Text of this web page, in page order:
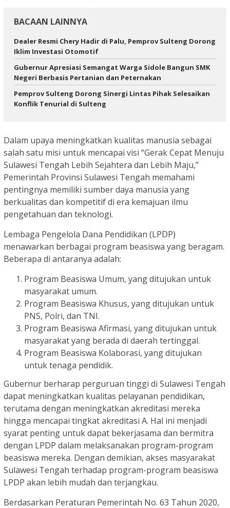
BACAAN LAINNYA
Dealer Resmi Chery Hadir di Palu, Pemprov Sulteng Dorong
Iklim Investasi Otomotif
Gubernur Apresiasi Semangat Warga Sidole Bangun SMK
Negeri Berbasis Pertanian dan Peternakan
Pemprov Sulteng Dorong Sinergi Lintas Pihak Selesaikan
Konflik Tenurial di Sulteng
Dalam upaya meningkatkan kualitas manusia sebagai
salah satu misi untuk mencapai visi “Gerak Cepat Menuju
Sulawesi Tengah Lebih Sejahtera dan Lebih Maju,”
Pemerintah Provinsi Sulawesi Tengah memahami
pentingnya memiliki sumber daya manusia yang
berkualitas dan kompetitif di era kemajuan ilmu
pengetahuan dan teknologi.
Lembaga Pengelola Dana Pendidikan (LPDP)
menawarkan berbagai program beasiswa yang beragam.
Beberapa di antaranya adalah:
Program Beasiswa Umum, yang ditujukan untuk
masyarakat umum.
Program Beasiswa Khusus, yang ditujukan untuk
PNS, Polri, dan TNI.
Program Beasiswa Afirmasi, yang ditujukan untuk
masyarakat yang berada di daerah tertinggal.
Program Beasiswa Kolaborasi, yang ditujukan
untuk tenaga pendidik.
Gubernur berharap perguruan tinggi di Sulawesi Tengah
dapat meningkatkan kualitas pelayanan pendidikan,
terutama dengan meningkatkan akreditasi mereka
hingga mencapai tingkat akreditasi A. Hal ini menjadi
syarat penting untuk dapat bekerjasama dan bermitra
dengan LPDP dalam melaksanakan program-program
beasiswa mereka. Dengan demikian, akses masyarakat
Sulawesi Tengah terhadap program-program beasiswa
LPDP akan lebih mudah dan terjangkau.
Berdasarkan Peraturan Pemerintah No. 63 Tahun 2020,